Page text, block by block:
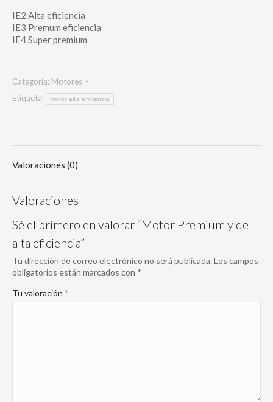
IE2 Alta eficiencia
IE3 Premum eficiencia
IE4 Super premium
Categoría: Motores
Etiqueta:
motor alta eficiencia
Valoraciones (0)
Valoraciones
Sé el primero en valorar “Motor Premium y de
alta eficiencia”
Tu dirección de correo electrónico no será publicada. Los campos
obligatorios están marcados con *
Tu valoración *